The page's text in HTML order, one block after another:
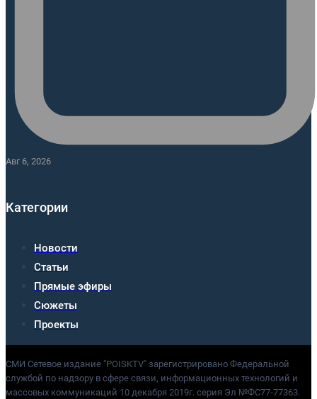
Авг 6, 2026
Категории
Новости
Статьи
Прямые эфиры
Сюжеты
Проекты
СМИ Сетевое издание "POISKTV" зарегистрировано Федеральной
службой по надзору в сфере связи, информационных технологий и
массовых коммуникаций 10 декабря 2019г. серия Эл №ФС77-77363.